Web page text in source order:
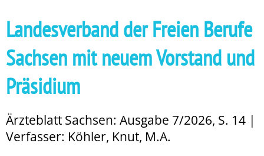
Landesverband der Freien Berufe
Sachsen mit neuem Vorstand und
Präsidium
Ärzteblatt Sachsen: Ausgabe 7/2026, S. 14 |
Verfasser: Köhler, Knut, M.A.